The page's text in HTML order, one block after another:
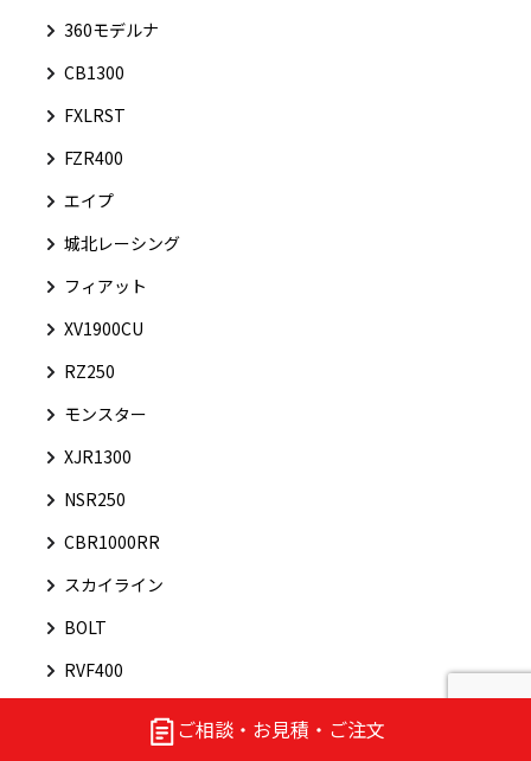
ご相談・お見積・ご注文
360モデルナ
CB1300
FXLRST
FZR400
エイプ
城北レーシング
フィアット
XV1900CU
RZ250
モンスター
XJR1300
NSR250
CBR1000RR
スカイライン
BOLT
RVF400